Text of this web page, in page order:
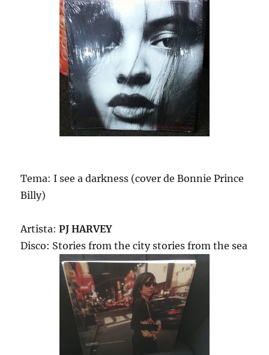
Tema: I see a darkness (cover de Bonnie Prince
Billy)
Artista:PJ HARVEY
Disco: Stories from the city stories from the sea